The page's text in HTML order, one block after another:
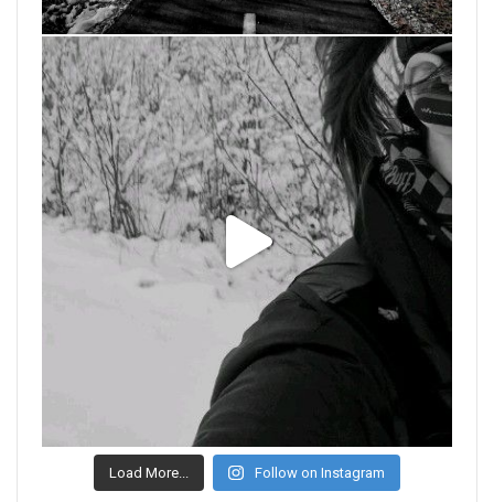
Load More... Follow on Instagram